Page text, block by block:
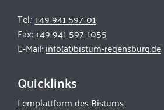
Tel.:+49 941 597-01
Fax:+49 941 597-1055
E-Mail:info(at)bistum-regensburg.de
Quicklinks
Lernplattform des Bistums